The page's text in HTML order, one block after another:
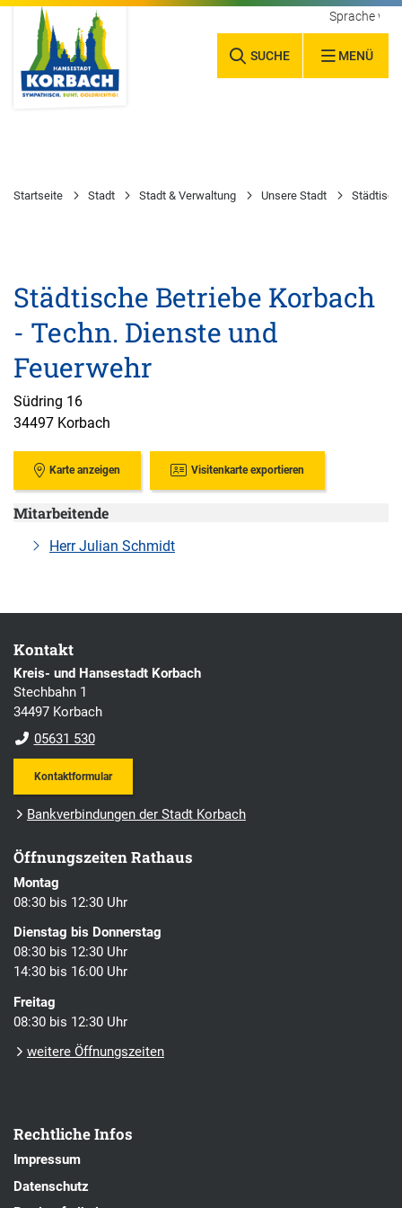
SUCHE MENÜ
Sprache
Startseite Stadt Stadt & Verwaltung Unsere Stadt
Städtische Betriebe Korbach
- Techn. Dienste und
Feuerwehr
Südring 16
34497 Korbach
Karte anzeigen Visitenkarte exportieren
Mitarbeitende
Herr Julian Schmidt
Kontakt
Kreis- und Hansestadt Korbach
Stechbahn 1
34497 Korbach
05631 530
Kontaktformular
Bankverbindungen der Stadt Korbach
Öffnungszeiten Rathaus
Montag
08:30 bis 12:30 Uhr
Dienstag bis Donnerstag
08:30 bis 12:30 Uhr
14:30 bis 16:00 Uhr
Freitag
08:30 bis 12:30 Uhr
weitere Öffnungszeiten
Rechtliche Infos
Impressum
Datenschutz